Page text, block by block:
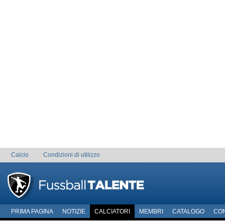
Calcio Condizioni di utilizzo
PRIMA PAGINA NOTIZIE CALCIATORI MEMBRI CATALOGO